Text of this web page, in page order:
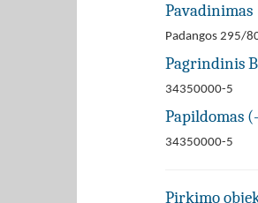
Pavadinimas
Padangos 295/
Pagrindinis
34350000-5
Papildomas
34350000-5
Pirkimo